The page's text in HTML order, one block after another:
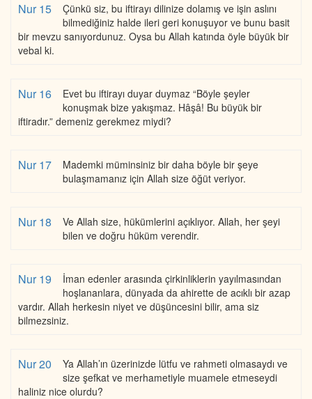
Nur 15
Çünkü siz, bu iftirayı dilinize dolamış ve işin aslını
bilmediğiniz halde ileri geri konuşuyor ve bunu basit
bir mevzu sanıyordunuz. Oysa bu Allah katında öyle büyük bir
vebal ki.
Nur 16
Evet bu iftirayı duyar duymaz “Böyle şeyler
konuşmak bize yakışmaz. Hâşâ! Bu büyük bir
iftiradır.” demeniz gerekmez miydi?
Nur 17
Mademki müminsiniz bir daha böyle bir şeye
bulaşmamanız için Allah size öğüt veriyor.
Nur 18
Ve Allah size, hükümlerini açıklıyor. Allah, her şeyi
bilen ve doğru hüküm verendir.
Nur 19
İman edenler arasında çirkinliklerin yayılmasından
hoşlananlara, dünyada da ahirette de acıklı bir azap
vardır. Allah herkesin niyet ve düşüncesini bilir, ama siz
bilmezsiniz.
Nur 20
Ya Allah’ın üzerinizde lütfu ve rahmeti olmasaydı ve
size şefkat ve merhametiyle muamele etmeseydi
haliniz nice olurdu?